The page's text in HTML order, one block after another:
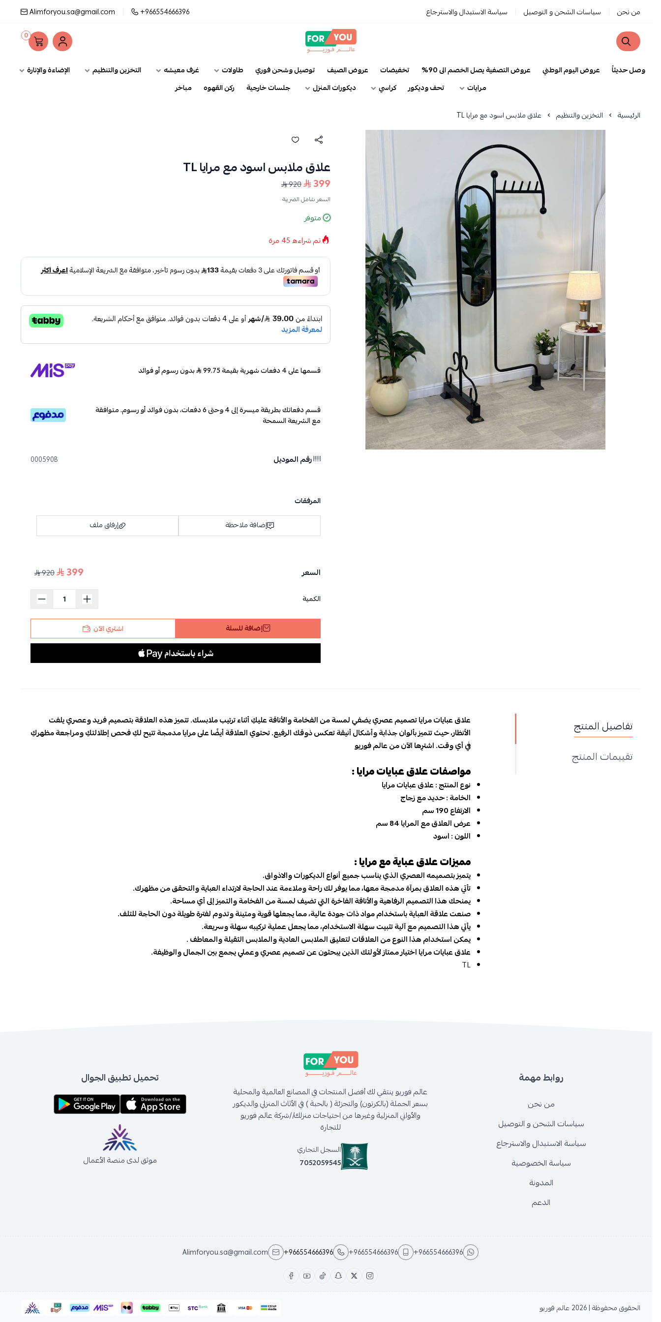
من نحن سياسات الشحن و التوصيل سياسة الاستبدال والاسترجاع +966554666396
Alimforyou.sa@gmail.com
عالم فوريو
0
وصل حديثاً عروض اليوم الوطني عروض التصفية يصل الخصم الى 90% تخفيضات عروض الصيف توصيل وشحن فوري طاولات غرف معيشه التخزين والتنظيم
الإضاءة والإنارة
مرايات
تحف وديكور كراسي ديكورات المنزل جلسات خارجية ركن القهوه مباخر
الرئيسية التخزين والتنظيم علاق ملابس اسود مع مرايا TL
علاق ملابس اسود مع مرايا TL
399
920
السعر شامل الضريبة
متوفر
تم شراءه 45مرة
قسمها على 4 دفعات شهرية بقيمة 99.75 بدون رسوم أو فوائد
قسم دفعاتك بطريقة ميسرة إلى 4 وحتى 6 دفعات، بدون فوائد أو رسوم. متوافقة
مع الشريعة السمحة
رقم الموديل 000590B
المرفقات
إضافة ملاحظة
إرفاق ملف
السعر 399
920
الكمية
إضافة للسلة اشتري الآن
تفاصيل المنتج
تقييمات المنتج
علاق عبايات مرايا تصميم عصري يضفي لمسة من الفخامة والأناقة عليكِ أثناء ترتيب ملابسك. تتميز هذه العلاقة بتصميم فريد وعصري يلفت
الأنظار، حيث تتميز بألوان جذابة وأشكال أنيقة تعكس ذوقك الرفيع. تحتوي العلاقة أيضًا على مرايا مدمجة تتيح لكِ فحص إطلالتكِ ومراجعة مظهركِ
في أي وقت. اشترِها الآن من عالم فوريو
مواصفاتعلاق عبايات مرايا :
نوع المنتج :علاق عبايات مرايا
الخامة : حديد مع زجاج
الارتفاع 190 سم
عرض العلاق مع المرايا 84 سم
اللون : اسود
مميزات علاق عباية مع مرايا:
يتميز بتصميمه العصري الذي يناسب جميع أنواع الديكورات والاذواق.
تأتي هذه العلاق بمرآة مدمجة معها، مما يوفر لك راحة وملاءمة عند الحاجة لارتداء العباية والتحقق من مظهرك.
يمنحك هذا التصميم الرفاهية والأناقة الفاخرة التي تضيف لمسة من الفخامة والتميز إلى أي مساحة.
صنعت علاقة العباية باستخدام مواد ذات جودة عالية، مما يجعلها قوية ومتينة وتدوم لفترة طويلة دون الحاجة للتلف.
يأتي هذا التصميم مع آلية تثبيت سهلة الاستخدام، مما يجعل عملية تركيبه سهلة وسريعة.
يمكن استخدام هذا النوع من العلاقات لتعليق الملابس العادية والملابس الثقيلة والمعاطف .
علاق عبايات مرايا اختيار ممتاز لأولئك الذين يبحثون عن تصميم عصري وعملي يجمع بين الجمال والوظيفة.
TL
روابط مهمة
من نحن
سياسات الشحن و التوصيل
سياسة الاستبدال والاسترجاع
سياسة الخصوصية
المدونة
الدعم
عالم فوريو ينتقي لك أفضل المنتجات في المصانع العالمية والمحلية
بسعر الجملة (بالكرتون) والتجزئة ( بالحبة ) في الأثاث المنزلي والديكور
والأواني المنزلية وغيرها من احتياجات منزلك//شركة عالم فوريو
للتجارة
السجل التجاري
7052059545
تحميل تطبيق الجوال
موثق لدى منصة الأعمال
+966554666396
+966554666396
+966554666396
Alimforyou.sa@gmail.com
الحقوق محفوظة | 2026 عالم فوريو